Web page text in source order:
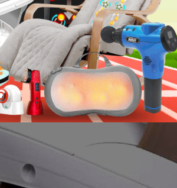
phối đầy đủmáy massage cầm tay giá rẻ
MA – 020